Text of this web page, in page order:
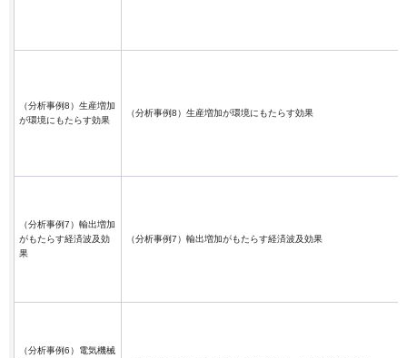
（分析事例8）生産増加
が環境にもたらす効果
（分析事例8）生産増加が環境にもたらす効果
（分析事例7）輸出増加
がもたらす経済波及効
果
（分析事例7）輸出増加がもたらす経済波及効果
（分析事例6）電気機械